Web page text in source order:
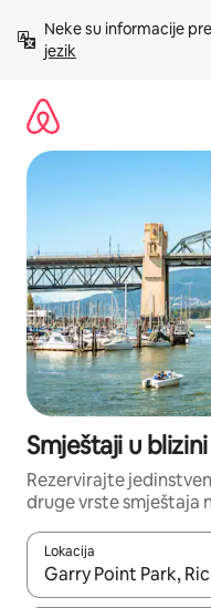
sadržaj
Neke su informacije
jezik
Smještaji u
Rezervirajte
druge vrste smještaja
Lokacija
Kada budu dostupni